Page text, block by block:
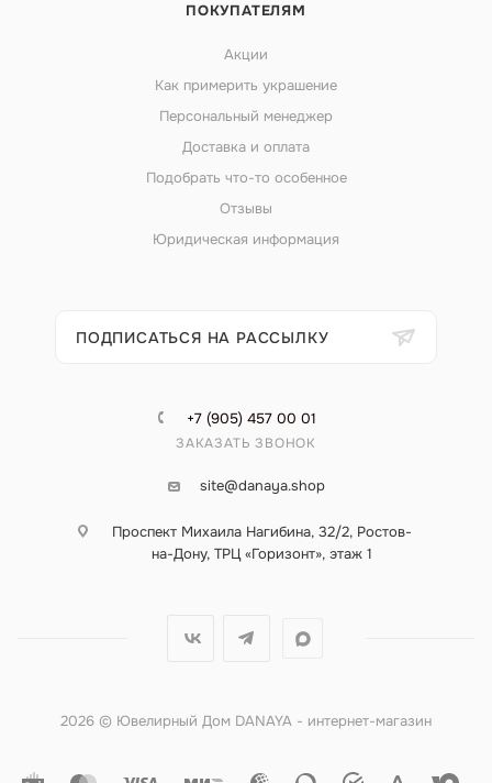
ПОКУПАТЕЛЯМ
Акции
Как примерить украшение
Персональный менеджер
Доставка и оплата
Подобрать что-то особенное
Отзывы
Юридическая информация
ПОДПИСАТЬСЯ НА РАССЫЛКУ
+7 (905) 457 00 01
ЗАКАЗАТЬ ЗВОНОК
site@danaya.shop
Проспект Михаила Нагибина, 32/2, Ростов-
на-Дону, ТРЦ «Горизонт», этаж 1
2026 © Ювелирный Дом DANAYA - интернет-магазин